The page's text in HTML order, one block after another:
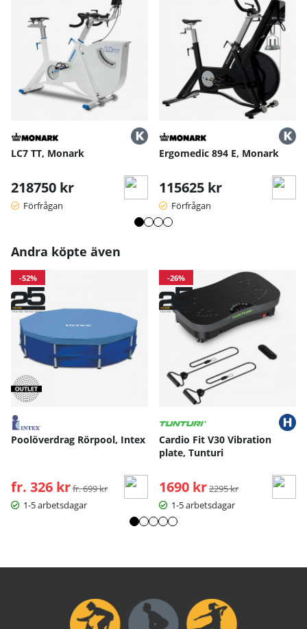
Sadelstolpe: Justerbar horisontellt och vertikalt
Svänghjul: 20 kg gjutjärn
Display: Novo Duo med monokrom touchskärm
Mätvärden: Kadens, effekt, tid, distans, hastighet och puls
(via ANT+)
Uppkoppling: BLE (FTMS), ANT+ (FE‑C)
Max användarvikt: 150 kg
Mått: Längd 1405 mm, Bredd 640 mm, Höjd max 1240 mm
Strömförsörjning: Cykeln drivs via nätström: 220 V (12 V,
5,0 A)
Bruksanvisning / manual »
LC7 TT, Monark
218750 kr
Förfrågan
Ergomedic 894 E, Monark
115625 kr
Förfrågan
Andra köpte även
-52%
Poolöverdrag Rörpool, Intex
fr. 326 kr Ordinarie pris:
fr. 699 kr
1-5 arbetsdagar
-26%
Cardio Fit V30 Vibration
plate, Tunturi
1690 kr Ordinarie pris:
2295 kr
1-5 arbetsdagar